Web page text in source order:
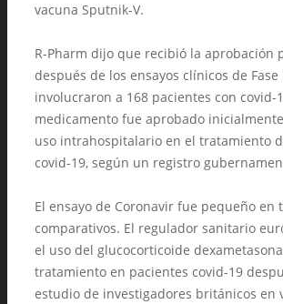
vacuna Sputnik-V.
R-Pharm dijo que recibió la aprobación
después de los ensayos clínicos de Fase
involucraron a 168 pacientes con covid-
medicamento fue aprobado
uso intrahospitalario en el tratamiento
covid-19, según un registro
El ensayo de Coronavir fue pequeño en
comparativos. El regulador sanitario
el uso del glucocorticoide
tratamiento en pacientes covid-19
estudio de investigadores británicos en